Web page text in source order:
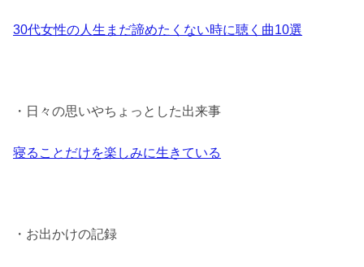
30代女性の人生まだ諦めたくない時に聴く曲10選
・日々の思いやちょっとした出来事
寝ることだけを楽しみに生きている
・お出かけの記録